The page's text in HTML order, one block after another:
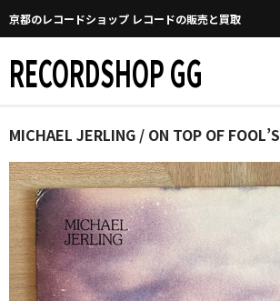
京都のレコードショップ レコードの販売と買取
RECORDSHOP GG
Home
マイページ
GGについて
買取について
取り置きなどについて
MICHAEL JERLING / ON TOP OF